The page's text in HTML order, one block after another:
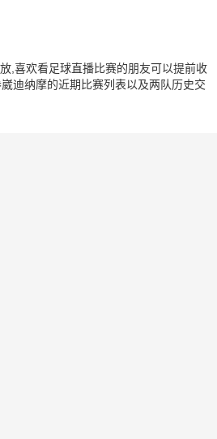
,喜欢看足球直播比赛的朋友可以提前收
迪纳摩的近期比赛列表以及两队历史交